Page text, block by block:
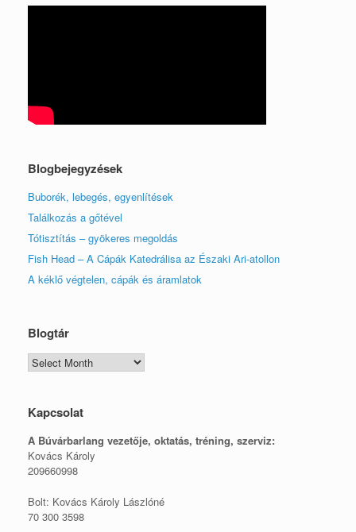
Blogbejegyzések
Buborék, lebegés, egyenlítések
Találkozás a gőtével
Tótisztítás – gyökeres megoldás
Fish Head – A Cápák Katedrálisa az Északi Ari-atollon
A kéklő végtelen, cápák és áramlatok
Blogtár
Blogtár
Kapcsolat
A Búvárbarlang vezetője, oktatás, tréning, szerviz:
Kovács Károly
209660998
Bolt: Kovács Károly Lászlóné
70 300 3598